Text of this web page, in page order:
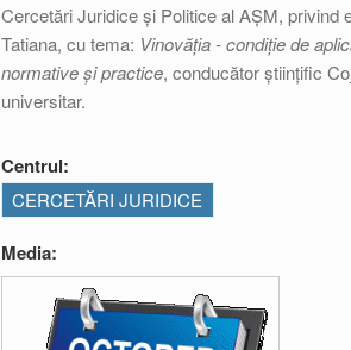
Cercetări Juridice și Politice al AȘM, privind
Tatiana, cu tema: Vinovăţia - condiţie de
normative şi practice, conducător științific
universitar.
Centrul:
CERCETĂRI JURIDICE
Media: